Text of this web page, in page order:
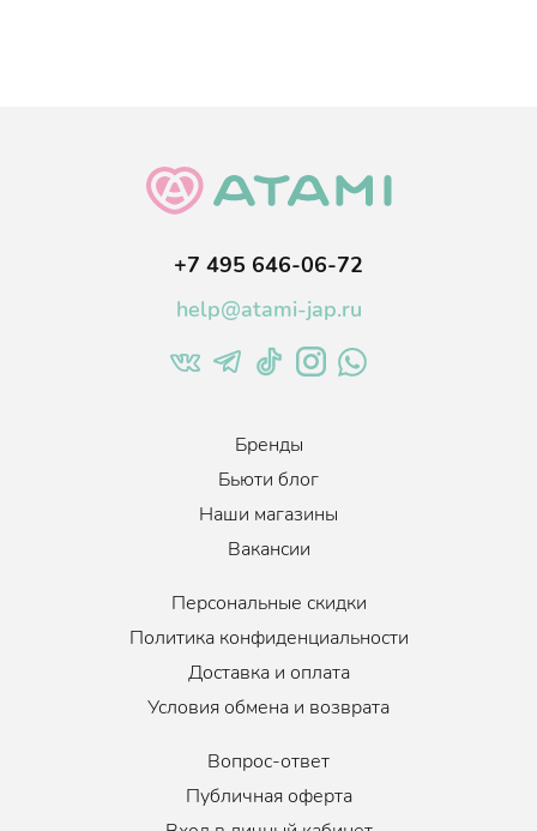
+7 495 646-06-72
help@atami-jap.ru
Бренды
Бьюти блог
Наши магазины
Вакансии
Персональные скидки
Политика конфиденциальности
Доставка и оплата
Условия обмена и возврата
Вопрос-ответ
Публичная оферта